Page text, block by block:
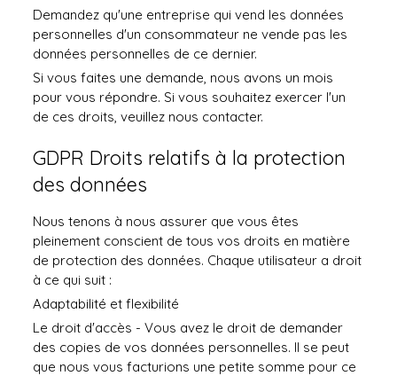
Demandez qu'une entreprise qui vend les données
personnelles d'un consommateur ne vende pas les
données personnelles de ce dernier.
Si vous faites une demande, nous avons un mois
pour vous répondre. Si vous souhaitez exercer l'un
de ces droits, veuillez nous contacter.
GDPR Droits relatifs à la protection
des données
Nous tenons à nous assurer que vous êtes
pleinement conscient de tous vos droits en matière
de protection des données. Chaque utilisateur a droit
à ce qui suit :
Adaptabilité et flexibilité
Le droit d'accès - Vous avez le droit de demander
des copies de vos données personnelles. Il se peut
que nous vous facturions une petite somme pour ce